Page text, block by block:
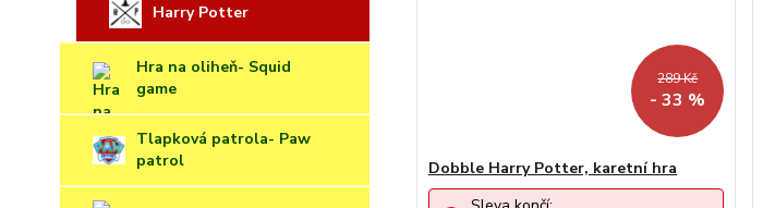
Harry Potter
Hra na oliheň- Squid
game
Tlapková patrola- Paw
patrol
289 Kč
- 33 %
Dobble Harry Potter, karetní hra